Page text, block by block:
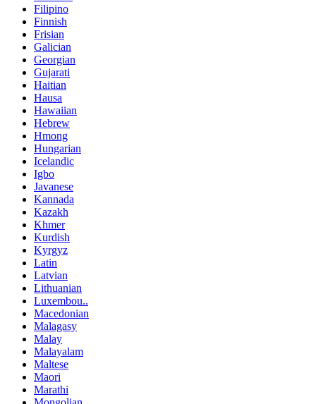
Filipino
Finnish
Frisian
Galician
Georgian
Gujarati
Haitian
Hausa
Hawaiian
Hebrew
Hmong
Hungarian
Icelandic
Igbo
Javanese
Kannada
Kazakh
Khmer
Kurdish
Kyrgyz
Latin
Latvian
Lithuanian
Luxembou..
Macedonian
Malagasy
Malay
Malayalam
Maltese
Maori
Marathi